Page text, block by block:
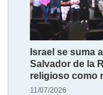
Israel se suma
Salvador de la
religioso como
11/07/2026